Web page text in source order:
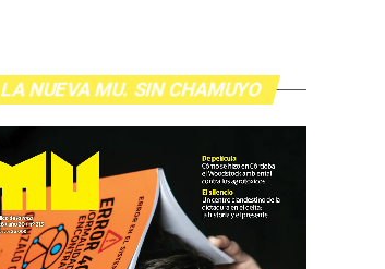
LA NUEVA MU. SIN CHAMUYO